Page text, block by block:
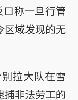
称一旦行管
区域发现的无
拉大队在雪
捕非法劳工的